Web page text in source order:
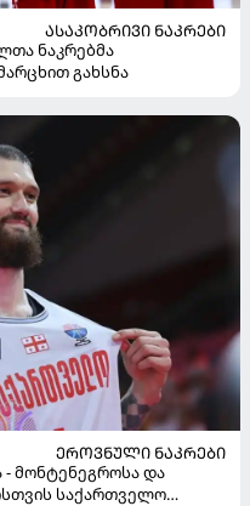
ᲐᲡᲐᲙᲝᲑᲠᲘᲕᲘ ᲜᲐᲙᲠᲔᲑᲘ
ნაკრებმა
გახსნა
ᲔᲠᲝᲕᲜᲣᲚᲘ ᲜᲐᲙᲠᲔᲑᲘ
მონტენეგროსა და
საქართველო